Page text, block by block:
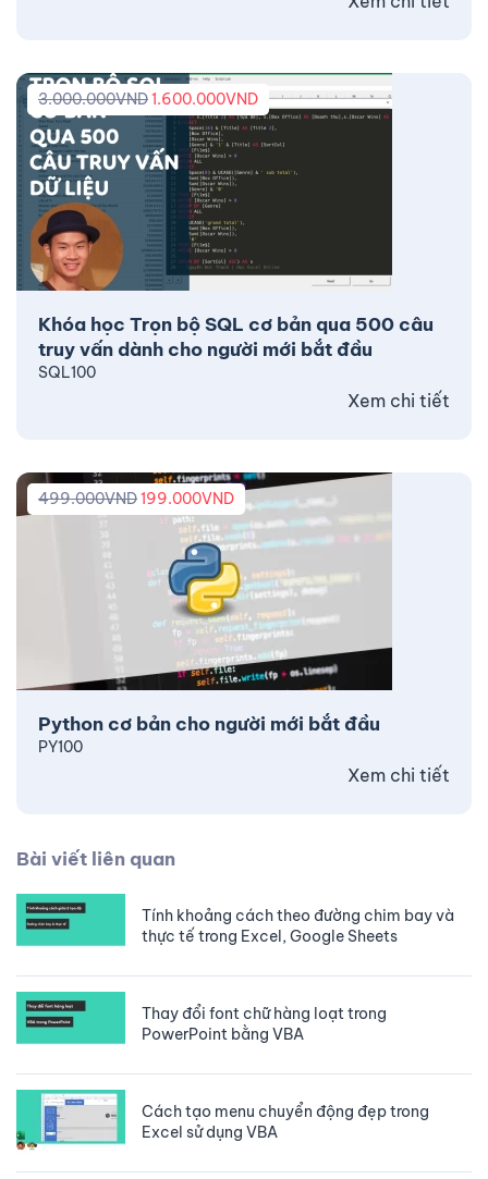
Khóa học Trọn bộ SQL cơ bản qua 500 câu
truy vấn dành cho người mới bắt đầu
3.000.000VND1.600.000VND
SQL100
Xem chi tiết
Python cơ bản cho người mới bắt đầu
499.000VND199.000VND
PY100
Xem chi tiết
Bài viết liên quan
Tính khoảng cách theo đường chim bay và
thực tế trong Excel, Google Sheets
Thay đổi font chữ hàng loạt trong
PowerPoint bằng VBA
Cách tạo menu chuyển động đẹp trong
Excel sử dụng VBA